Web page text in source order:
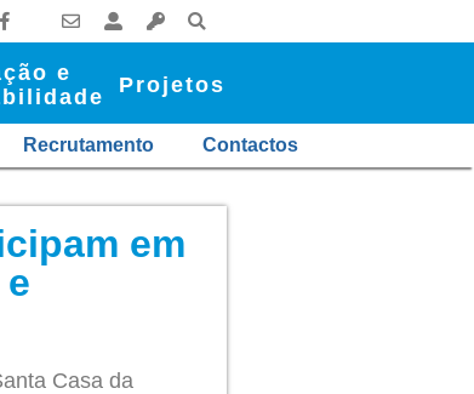
e
Projetos
Recrutamento Contactos
em
Casa da